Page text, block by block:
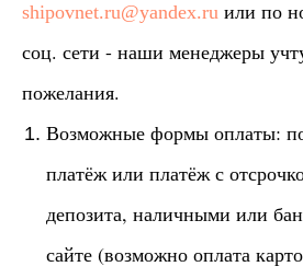
shipovnet.ru@yandex.ru или по
соц. сети - наши менеджеры
пожелания.
Возможные формы оплаты:
платёж или платёж с
депозита, наличными или
сайте (возможно оплата